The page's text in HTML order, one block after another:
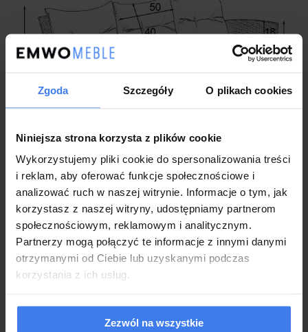
Zgoda Szczegóły O plikach cookies
Niniejsza strona korzysta z plików cookie
Wykorzystujemy pliki cookie do spersonalizowania treści
i reklam, aby oferować funkcje społecznościowe i
analizować ruch w naszej witrynie. Informacje o tym, jak
korzystasz z naszej witryny, udostępniamy partnerom
społecznościowym, reklamowym i analitycznym.
Partnerzy mogą połączyć te informacje z innymi danymi
otrzymanymi od Ciebie lub uzyskanymi podczas
korzystania z ich usług.
Zezwól na wszystkie